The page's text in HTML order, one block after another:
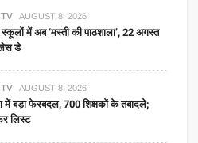
AUGUST 8, 2026
में अब ‘मस्ती की पाठशाला’, 22 अगस्त
डे
AUGUST 8, 2026
में बड़ा फेरबदल, 700 शिक्षकों के तबादले;
लिस्ट